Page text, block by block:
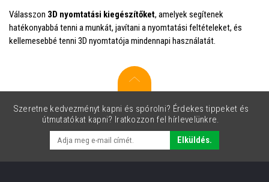
Válasszon 3D nyomtatási kiegészítőket, amelyek segítenek
hatékonyabbá tenni a munkát, javítani a nyomtatási feltételeket, és
kellemesebbé tenni 3D nyomtatója mindennapi használatát.
Szeretne kedvezményt kapni és spórolni? Érdekes tippeket és
útmutatókat kapni? Iratkozzon fel hírlevelünkre.
Elküldés.